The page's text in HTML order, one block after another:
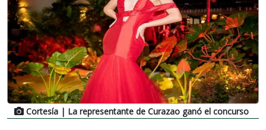
Cortesía | La representante de Curazao ganó el concurso